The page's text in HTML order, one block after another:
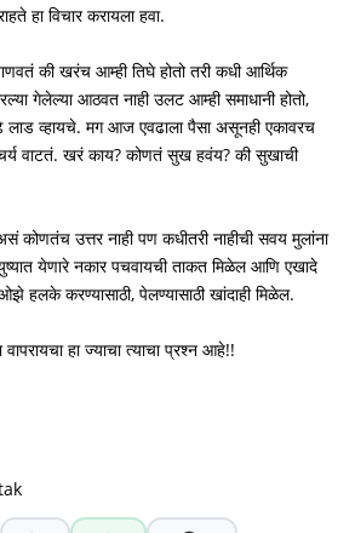
हा विचार करायला हवा.
की खरंच आम्ही तिघे होतो तरी कधी आर्थिक
गेलेल्या आठवत नाही उलट आम्ही समाधानी होतो,
व्हायचे. मग आज एवढाला पैसा असूनही एकावरच
वाटतं. खरं काय? कोणतं सुख हवंय? की सुखाची
कोणतंच उत्तर नाही पण कधीतरी नाहीची सवय मुलांना
येणारे नकार पचवायची ताकत मिळेल आणि एखादे
हलके करण्यासाठी, पेलण्यासाठी खांदाही मिळेल.